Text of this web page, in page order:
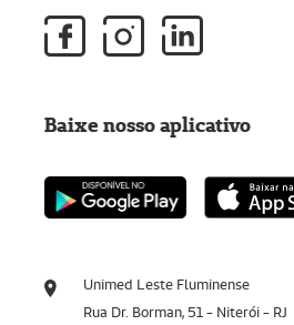
Unimed Leste Fluminense
Rua Dr. Borman, 51 - Niterói - RJ
Baixe nosso aplicativo